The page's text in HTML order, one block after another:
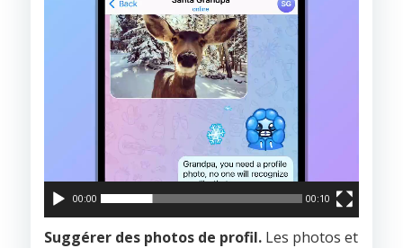
00:00 00:10
Suggérer des photos de profil. Les photos et